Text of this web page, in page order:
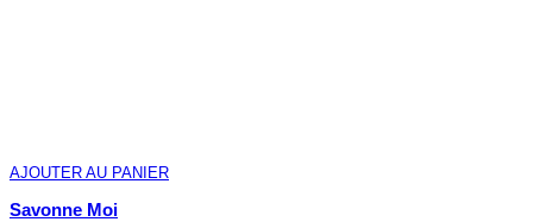
AJOUTER AU PANIER
Savonne Moi